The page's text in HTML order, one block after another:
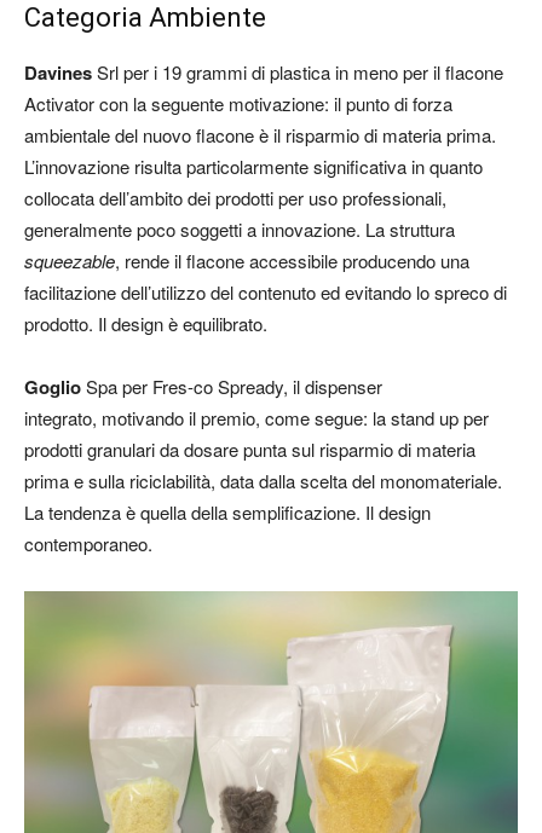
Categoria Ambiente
DavinesSrl per i 19 grammi di plastica in meno per il flacone
Activatorcon la seguente motivazione: il punto di forza
ambientale del nuovo flacone è il risparmio di materia prima.
L’innovazione risulta particolarmente significativa in quanto
collocata dell’ambito dei prodotti per uso professionali,
generalmente poco soggetti a innovazione. La struttura
squeezable, rende il flacone accessibile producendo una
facilitazione dell’utilizzo del contenuto ed evitando lo spreco di
prodotto. Il design è equilibrato.
GoglioSpa per Fres-co Spready, il dispenser
integrato, motivando il premio, come segue: la stand up per
prodotti granulari da dosare punta sul risparmio di materia
prima e sulla riciclabilità, data dalla scelta del monomateriale.
La tendenza è quella della semplificazione. Il design
contemporaneo.